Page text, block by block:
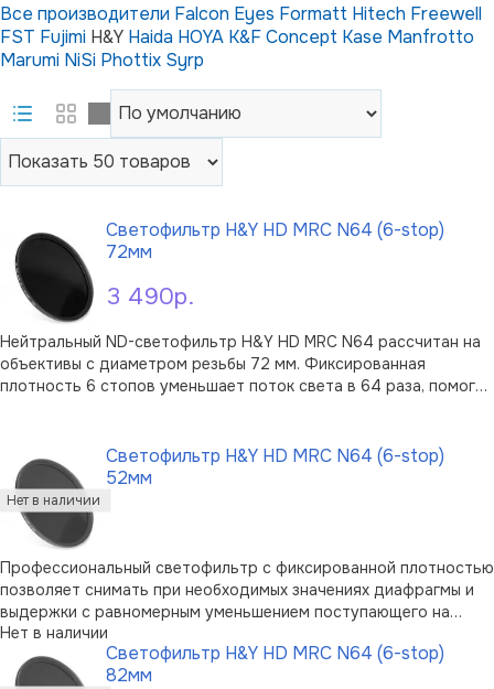
Все производители Falcon Eyes Formatt Hitech Freewell
FST Fujimi H&Y Haida HOYA K&F Concept Kase Manfrotto
Marumi NiSi Phottix Syrp
3 490р.
Светофильтр H&Y HD MRC N64 (6-stop)
72мм
Нейтральный ND-светофильтр H&Y HD MRC N64 рассчитан на
объективы с диаметром резьбы 72 мм. Фиксированная
плотность 6 стопов уменьшает поток света в 64 раза, помогая
естественную цветопе …Светофильтр H&Y HD MRC N64 (6-stop)
52мм
Профессиональный светофильтр с фиксированной плотностью
позволяет снимать при необходимых значениях диафрагмы и
выдержки с равномерным уменьшением поступающего на
матрицу света. Модель не искажает цвета. Линза из немецкого
оптического стекла SCHOTT B270 имеет двухстороннее
покрытие. Особый слой име …
Нет в наличии
Светофильтр H&Y HD MRC N64 (6-stop)
82мм